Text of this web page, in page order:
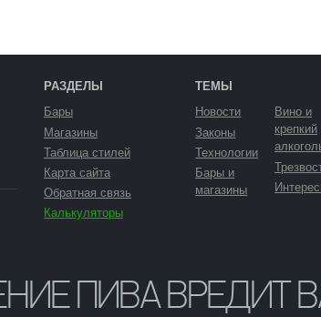
РАЗДЕЛЫ
Бары
Магазины
Таблица стилей
Карта сайта
Обратная связь
Калькуляторы
ТЕМЫ
Новости
Законы
Технологии
Бары и
магазины
Вино и
крепкий
ПИВА ВРЕДИТ